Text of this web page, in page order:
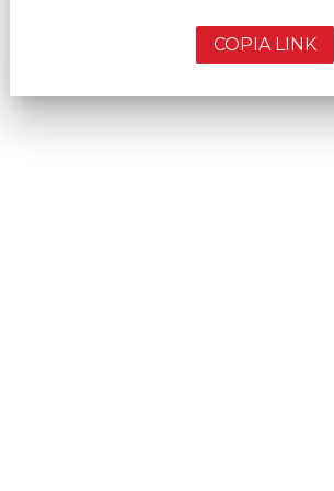
COPIA LINK